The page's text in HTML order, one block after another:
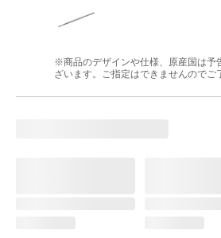
※商品のデザインや仕様、原産国は予
ざいます。ご指定はできませんのでご